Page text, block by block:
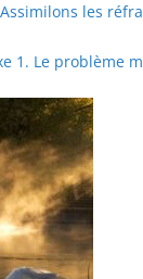
Assimilons les
1. Le problème